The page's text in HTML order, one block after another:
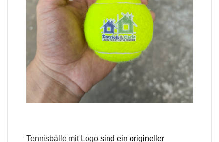
Tennisbälle mit Logo sind ein origineller